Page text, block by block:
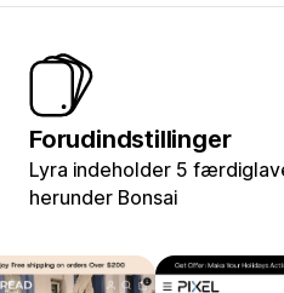
Forudindstillinger
Lyra indeholder 5
herunder Bonsai